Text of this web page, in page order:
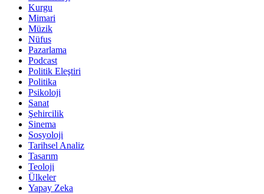
Kurgu
Mimari
Müzik
Nüfus
Pazarlama
Podcast
Politik Eleştiri
Politika
Psikoloji
Sanat
Şehircilik
Sinema
Sosyoloji
Tarihsel Analiz
Tasarım
Teoloji
Ülkeler
Yapay Zeka